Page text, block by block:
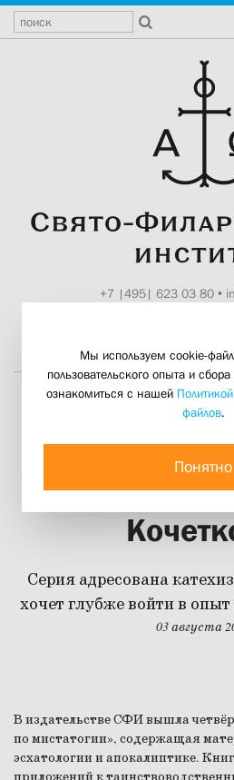
+7 |495| 623 03 80•
Опубликован
книг по
Серия адресована
хочет глубже войти в
03 августа
В издательстве СФИ вышла
по мистатогии», содержащая
эсхатологии и апокалиптике.
Мы используем cookie-
пользовательского опыта и
ознакомиться с нашей
файлов.
Понятно